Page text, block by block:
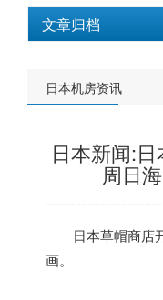
文章归档
日本机房资讯
日本新闻:
周日
日本草帽商店
画。